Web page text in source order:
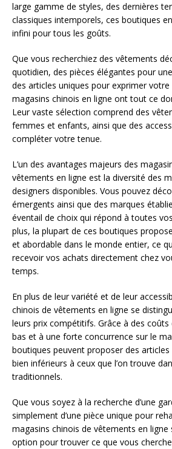
large gamme de styles, des dernières
classiques intemporels, ces boutiques
infini pour tous les goûts.
Que vous recherchiez des vêtements
quotidien, des pièces élégantes pour
des articles uniques pour exprimer
magasins chinois en ligne ont tout ce
Leur vaste sélection comprend des
femmes et enfants, ainsi que des
compléter votre tenue.
L’un des avantages majeurs des
vêtements en ligne est la diversité des
designers disponibles. Vous pouvez
émergents ainsi que des marques
éventail de choix qui répond à toutes
plus, la plupart de ces boutiques
et abordable dans le monde entier, ce
recevoir vos achats directement chez
temps.
En plus de leur variété et de leur
chinois de vêtements en ligne se
leurs prix compétitifs. Grâce à des
bas et à une forte concurrence sur le
boutiques peuvent proposer des
bien inférieurs à ceux que l’on trouve
traditionnels.
Que vous soyez à la recherche d’une
simplement d’une pièce unique pour
magasins chinois de vêtements en ligne
option pour trouver ce que vous